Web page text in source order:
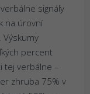
signály
na úrovní
Výskumy
percent
tej verbálne –
zhruba 75% v